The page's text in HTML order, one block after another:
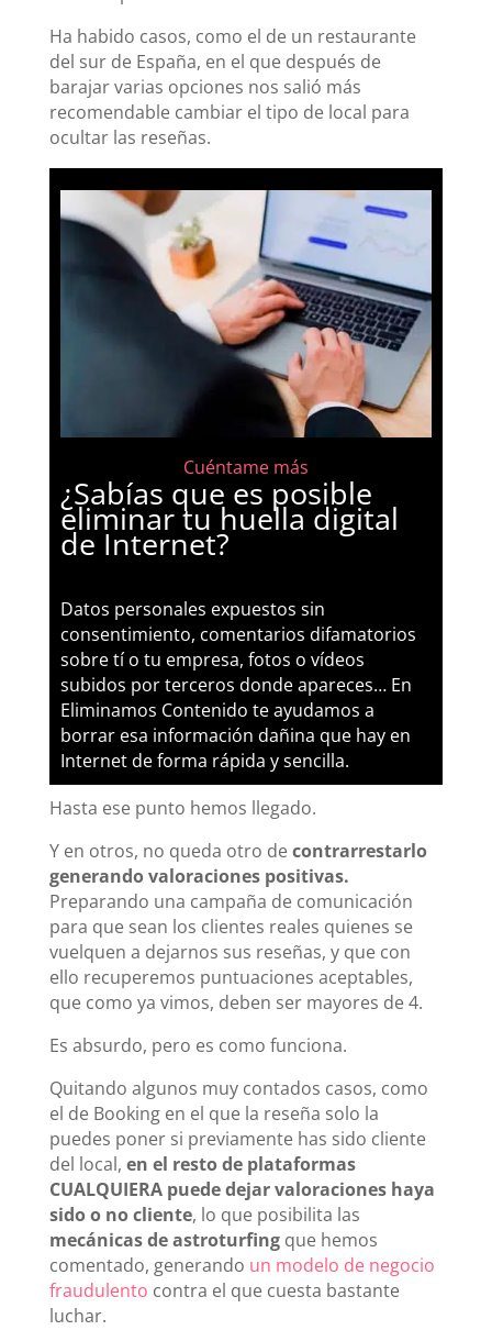
Ha habido casos, como el de un restaurante
del sur de España, en el que después de
barajar varias opciones nos salió más
recomendable cambiar el tipo de local para
ocultar las reseñas.
Cuéntame más
¿Sabías que es posible
eliminar tu huella digital
de Internet?
Datos personales expuestos sin
consentimiento, comentarios difamatorios
sobre tí o tu empresa, fotos o vídeos
subidos por terceros donde apareces… En
Eliminamos Contenido te ayudamos a
borrar esa información dañina que hay en
Internet de forma rápida y sencilla.
Hasta ese punto hemos llegado.
Y en otros, no queda otro decontrarrestarlo
generando valoraciones positivas.
Preparando una campaña de comunicación
para que sean los clientes reales quienes se
vuelquen a dejarnos sus reseñas, y que con
ello recuperemos puntuaciones aceptables,
que como ya vimos, deben ser mayores de 4.
Es absurdo, pero es como funciona.
Quitando algunos muy contados casos, como
el de Booking en el que la reseña solo la
puedes poner si previamente has sido cliente
del local, en el resto de plataformas
CUALQUIERA puede dejar valoraciones haya
sido o no cliente, lo que posibilita las
mecánicas de astroturfingque hemos
comentado, generando un modelo de negocio
fraudulento contra el que cuesta bastante
luchar.